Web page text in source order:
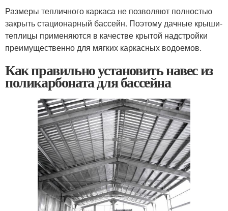
Размеры тепличного каркаса не позволяют полностью
закрыть стационарный бассейн. Поэтому дачные крыши-
теплицы применяются в качестве крытой надстройки
преимущественно для мягких каркасных водоемов.
Как правильно установить навес из
поликарбоната для бассейна